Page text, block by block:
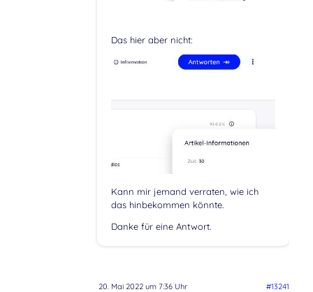
Das hier aber nicht:
Kann mir jemand verraten, wie ich
das hinbekommen könnte.
Danke für eine Antwort.
20. Mai 2022 um 7:36 Uhr #13241